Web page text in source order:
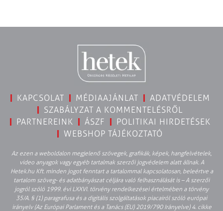
KAPCSOLAT MÉDIAAJÁNLAT
ADATVÉDELEM
SZABÁLYZAT A KOMMENTELÉSRŐL
PARTNEREINK
ÁSZF
POLITIKAI HIRDETÉSEK
WEBSHOP TÁJÉKOZTATÓ
Az ezen a weboldalon megjelenő szövegek, grafikák, képek, hangfelvételek,
video anyagok vagy egyéb tartalmak szerzői jogvédelem alatt állnak. A
Hetek.hu Kft. minden jogot fenntart a tartalommal kapcsolatosan, beleértve a
tartalom szöveg- és adatbányászat céljára való felhasználását is – A szerzői
jogról szóló 1999. évi LXXVI. törvény rendelkezései értelmében a törvény
35/A. § (1) paragrafusa és a digitális szolgáltatások piacairól szóló európai
irányelv (Az Európai Parlament és a Tanács (EU) 2019/790 Irányelve) 4. cikke